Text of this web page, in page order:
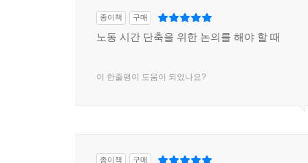
종이책 구매
노동 시간 단축을 위한 논의를 해야 할 때
이 한줄평이 도움이 되었나요?
종이책 구매